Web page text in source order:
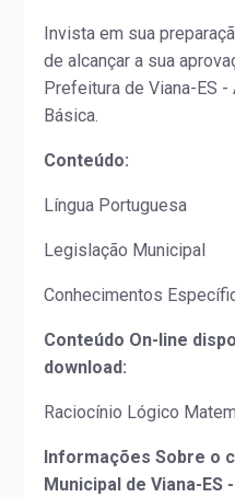
Invista em sua
de alcançar a sua
Prefeitura de Viana-ES
Básica.
Conteúdo:
Língua Portuguesa
Legislação Municipal
Conhecimentos
Conteúdo On-line
download:
Raciocínio Lógico
Informações Sobre o
Municipal de Viana-